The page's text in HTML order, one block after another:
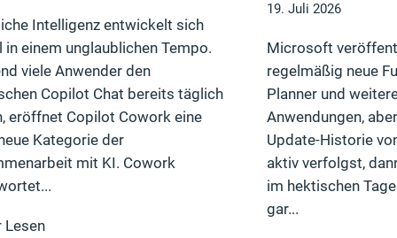
Intelligenz entwickelt sich
in einem unglaublichen Tempo.
viele Anwender den
Copilot Chat bereits täglich
eröffnet Copilot Cowork eine
Kategorie der
mit KI. Cowork
Lesen
19. Juli 2026
Microsoft
regelmäßig neue
Planner und
Anwendungen,
Update-Historie
aktiv verfolgst,
im hektischen
gar...